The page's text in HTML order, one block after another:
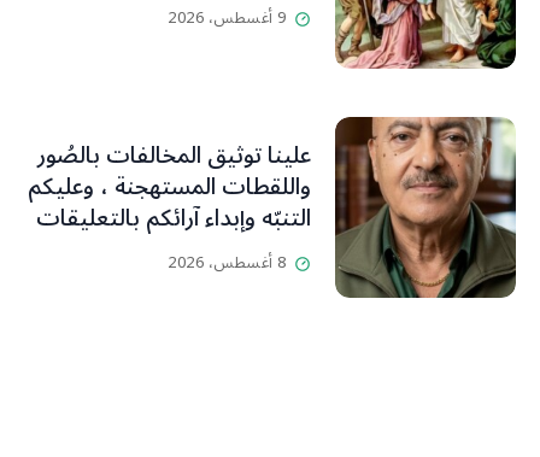
9 أغسطس، 2026
علينا توثيق المخالفات بالصُور
واللقطات المستهجنة ، وعليكم
التنبّه وإبداء آرائكم بالتعليقات
(جورج صبّاغ)
8 أغسطس، 2026